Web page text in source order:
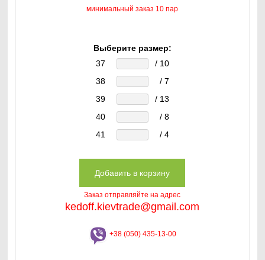
минимальный заказ 10 пар
Выберите размер:
37
/ 10
38
/ 7
39
/ 13
40
/ 8
41
/ 4
Заказ отправляйте на адрес
kedoff.kievtrade@gmail.com
+38 (050) 435-13-00